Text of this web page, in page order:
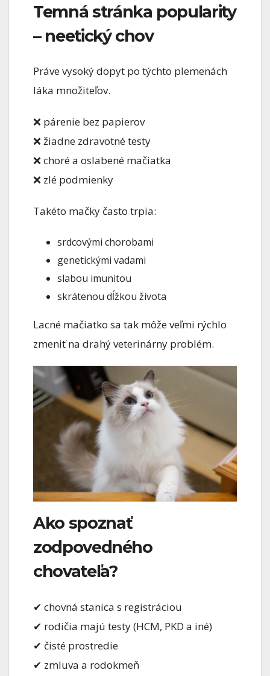
Temná stránka popularity
– neetický chov
Práve vysoký dopyt po týchto plemenách
láka množiteľov.
❌ párenie bez papierov
❌ žiadne zdravotné testy
❌ choré a oslabené mačiatka
❌ zlé podmienky
Takéto mačky často trpia:
srdcovými chorobami
genetickými vadami
slabou imunitou
skrátenou dĺžkou života
Lacné mačiatko sa tak môže veľmi rýchlo
zmeniť na drahý veterinárny problém.
Ako spoznať
zodpovedného
chovateľa?
✔ chovná stanica s registráciou
✔ rodičia majú testy (HCM, PKD a iné)
✔ čisté prostredie
✔ zmluva a rodokmeň